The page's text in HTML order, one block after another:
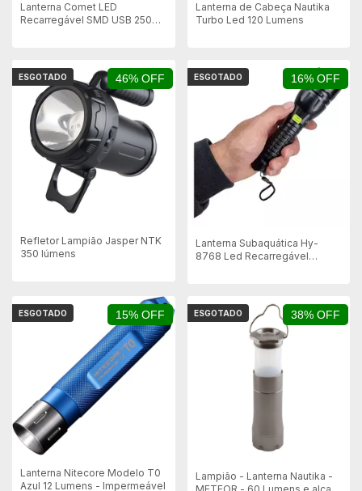
Lanterna Comet LED
Recarregável SMD USB 250
Lanterna de Cabeça Nautika
Turbo Led 120 Lumens
46% OFF
ESGOTADO
Refletor Lampião Jasper NTK
350 lúmens
16% OFF
ESGOTADO
Lanterna Subaquática Hy-
8768 Led Recarregável
15% OFF
ESGOTADO
Lanterna Nitecore Modelo T0
Azul 12 Lumens - Impermeável
38% OFF
ESGOTADO
Lampião - Lanterna Nautika -